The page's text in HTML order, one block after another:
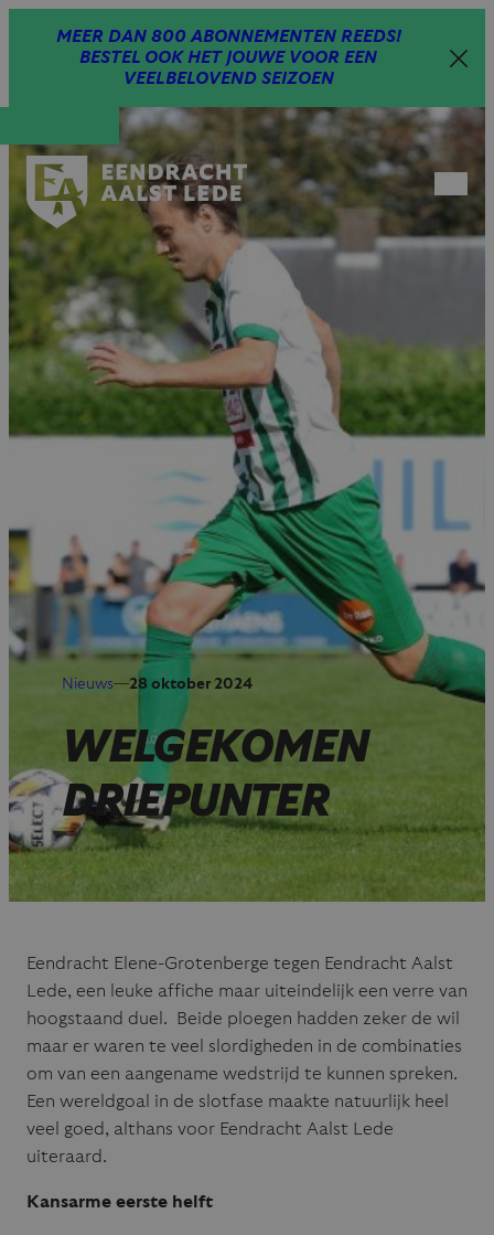
MEER DAN 800 ABONNEMENTEN REEDS!
BESTEL OOK HET JOUWE VOOR EEN
VEELBELOVEND SEIZOEN
menu
Nieuws—28 oktober 2024
WELGEKOMEN
DRIEPUNTER
Eendracht Elene-Grotenberge tegen Eendracht Aalst
Lede, een leuke affiche maar uiteindelijk een verre van
hoogstaand duel. Beide ploegen hadden zeker de wil
maar er waren te veel slordigheden in de combinaties
om van een aangename wedstrijd te kunnen spreken.
Een wereldgoal in de slotfase maakte natuurlijk heel
veel goed, althans voor Eendracht Aalst Lede
uiteraard.
Kansarme eerste helft